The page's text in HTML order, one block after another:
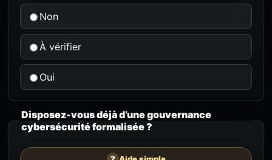
Non
À vérifier
Oui
Disposez-vous déjà d’une gouvernance
cybersécurité formalisée ?